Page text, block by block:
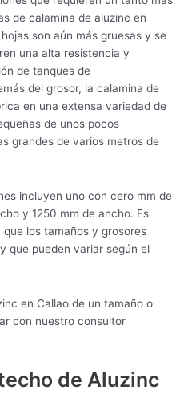
de calamina de aluzinc en
son aún más gruesas y se
una alta resistencia y
de tanques de
del grosor, la calamina de
en una extensa variedad de
de unos pocos
grandes de varios metros de
incluyen uno con cero mm de
y 1250 mm de ancho. Es
los tamaños y grosores
que pueden variar según el
en Callao de un tamaño o
con nuestro consultor
de Aluzinc